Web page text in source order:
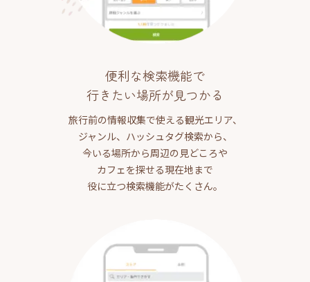
便利な検索機能で
行きたい場所が見つかる
旅行前の情報収集で使える観光エリア、
ジャンル、ハッシュタグ検索から、
今いる場所から周辺の見どころや
カフェを探せる現在地まで
役に立つ検索機能がたくさん。